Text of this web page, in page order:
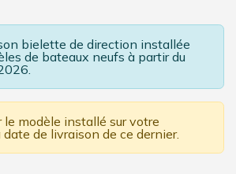
bielette de direction installée
de bateaux neufs à partir du
le modèle installé sur votre
de livraison de ce dernier.